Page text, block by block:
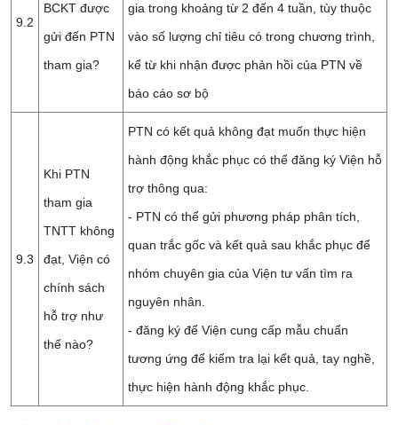
9.2
BCKT được
gửi đến PTN
tham gia?
gia trong khoảng từ 2 đến 4 tuần, tùy thuộc
vào số lượng chỉ tiêu có trong chương trình,
kể từ khi nhận được phản hồi của PTN về
báo cáo sơ bộ
9.3
Khi PTN
tham gia
TNTT không
đạt, Viện có
chính sách
hỗ trợ như
thế nào?
PTN có kết quả không đạt muốn thực hiện
hành động khắc phục có thể đăng ký Viện hỗ
trợ thông qua:
- PTN có thể gửi phương pháp phân tích,
quan trắc gốc và kết quả sau khắc phục để
nhóm chuyên gia của Viện tư vấn tìm ra
nguyên nhân.
- đăng ký để Viện cung cấp mẫu chuẩn
tương ứng để kiểm tra lại kết quả, tay nghề,
thực hiện hành động khắc phục.